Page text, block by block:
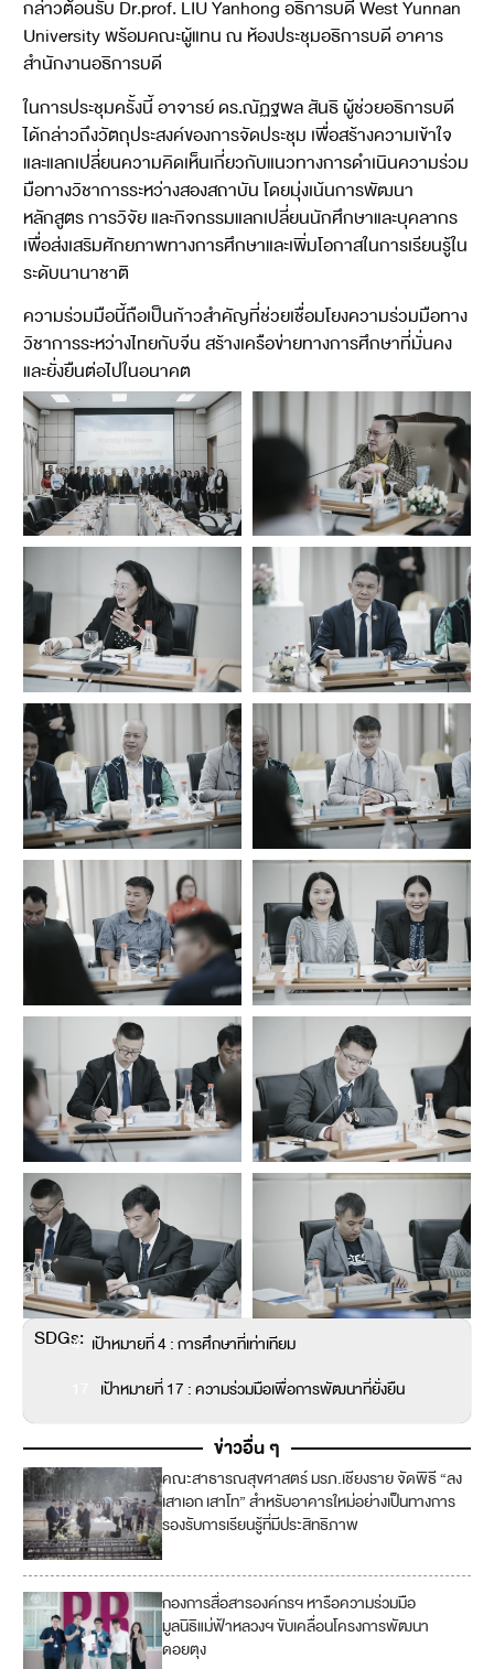
กล่าวต้อนรับ Dr.prof. LIU Yanhong อธิการบดี West Yunnan
University พร้อมคณะผู้แทน ณ ห้องประชุมอธิการบดี อาคาร
สำนักงานอธิการบดี
ในการประชุมครั้งนี้ อาจารย์ ดร.ณัฏฐพล สันธิ ผู้ช่วยอธิการบดี
ได้กล่าวถึงวัตถุประสงค์ของการจัดประชุม เพื่อสร้างความเข้าใจ
และแลกเปลี่ยนความคิดเห็นเกี่ยวกับแนวทางการดำเนินความร่วม
มือทางวิชาการระหว่างสองสถาบัน โดยมุ่งเน้นการพัฒนา
หลักสูตร การวิจัย และกิจกรรมแลกเปลี่ยนนักศึกษาและบุคลากร
เพื่อส่งเสริมศักยภาพทางการศึกษาและเพิ่มโอกาสในการเรียนรู้ใน
ระดับนานาชาติ
ความร่วมมือนี้ถือเป็นก้าวสำคัญที่ช่วยเชื่อมโยงความร่วมมือทาง
วิชาการระหว่างไทยกับจีน สร้างเครือข่ายทางการศึกษาที่มั่นคง
และยั่งยืนต่อไปในอนาคต
SDGs:
4 เป้าหมายที่ 4 : การศึกษาที่เท่าเทียม
เป้าหมายที่ 17 : ความร่วมมือเพื่อการพัฒนาที่ยั่งยืน
ข่าวอื่น ๆ
คณะสาธารณสุขศาสตร์ มรภ.เชียงราย จัดพิธี “ลง
เสาเอก เสาโท” สำหรับอาคารใหม่อย่างเป็นทางการ
รองรับการเรียนรู้ที่มีประสิทธิภาพ
กองการสื่อสารองค์กรฯ หารือความร่วมมือ
มูลนิธิแม่ฟ้าหลวงฯ ขับเคลื่อนโครงการพัฒนา
ดอยตุง